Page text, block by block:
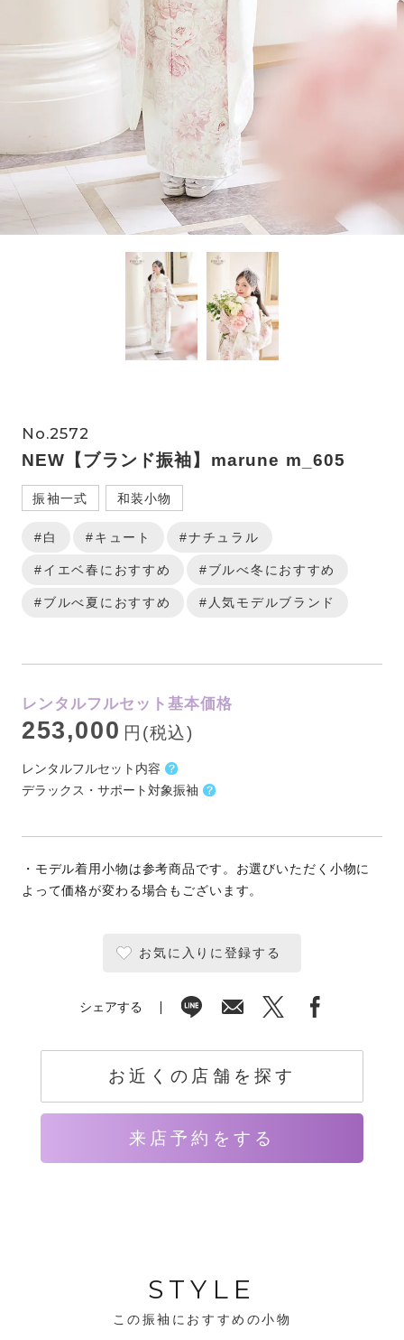
No.2572
NEW【ブランド振袖】marune m_605
振袖一式 和装小物
#白 #キュート #ナチュラル
#イエベ春におすすめ #ブルべ冬におすすめ
#ブルべ夏におすすめ #人気モデルブランド
レンタルフルセット基本価格
253,000 円(税込)
レンタルフルセット内容
デラックス・サポート対象振袖
・モデル着用小物は参考商品です。お選びいただく小物に
よって価格が変わる場合もございます。
お気に入りに登録する
シェアする
お近くの店舗を探す
来店予約をする
STYLE
この振袖におすすめの小物